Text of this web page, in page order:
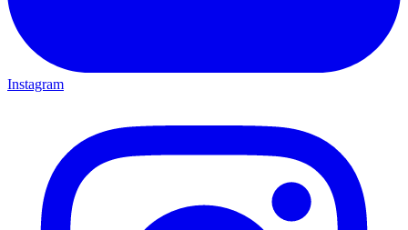
Instagram